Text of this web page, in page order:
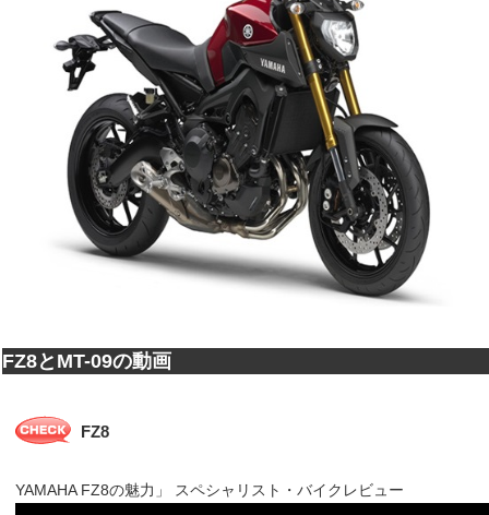
FZ8とMT-09の動画
FZ8
YAMAHA FZ8の魅力」 スペシャリスト・バイクレビュー